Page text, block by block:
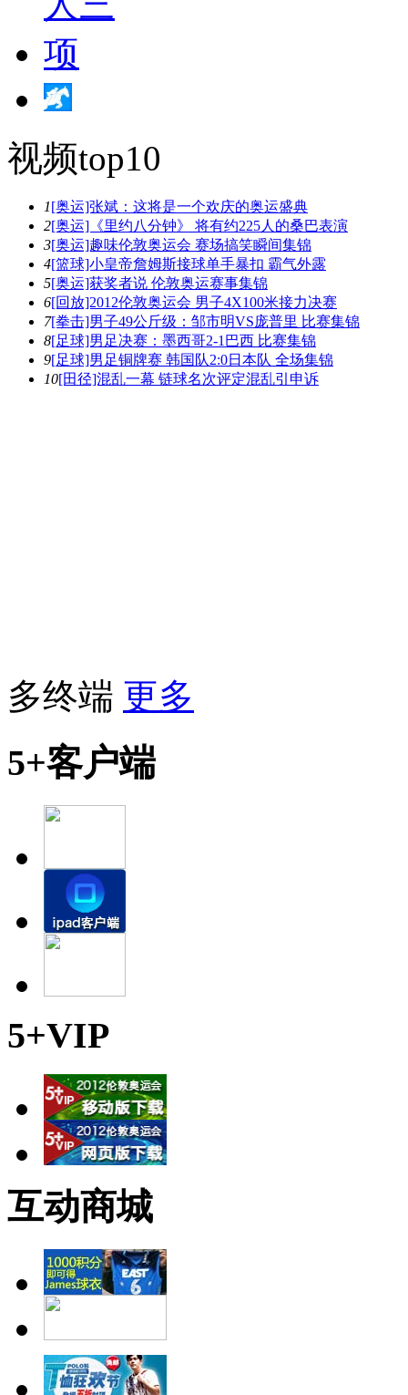
视频top10
1[奥运]张斌：这将是一个欢庆的奥运盛典
2[奥运]《里约八分钟》 将有约225人的桑巴表演
3[奥运]趣味伦敦奥运会 赛场搞笑瞬间集锦
4[篮球]小皇帝詹姆斯接球单手暴扣 霸气外露
5[奥运]获奖者说 伦敦奥运赛事集锦
6[回放]2012伦敦奥运会 男子4X100米接力决赛
7[拳击]男子49公斤级：邹市明VS庞普里 比赛集锦
8[足球]男足决赛：墨西哥2-1巴西 比赛集锦
9[足球]男足铜牌赛 韩国队2:0日本队 全场集锦
10[田径]混乱一幕 链球名次评定混乱引申诉
多终端 更多
5+客户端
5+VIP
互动商城